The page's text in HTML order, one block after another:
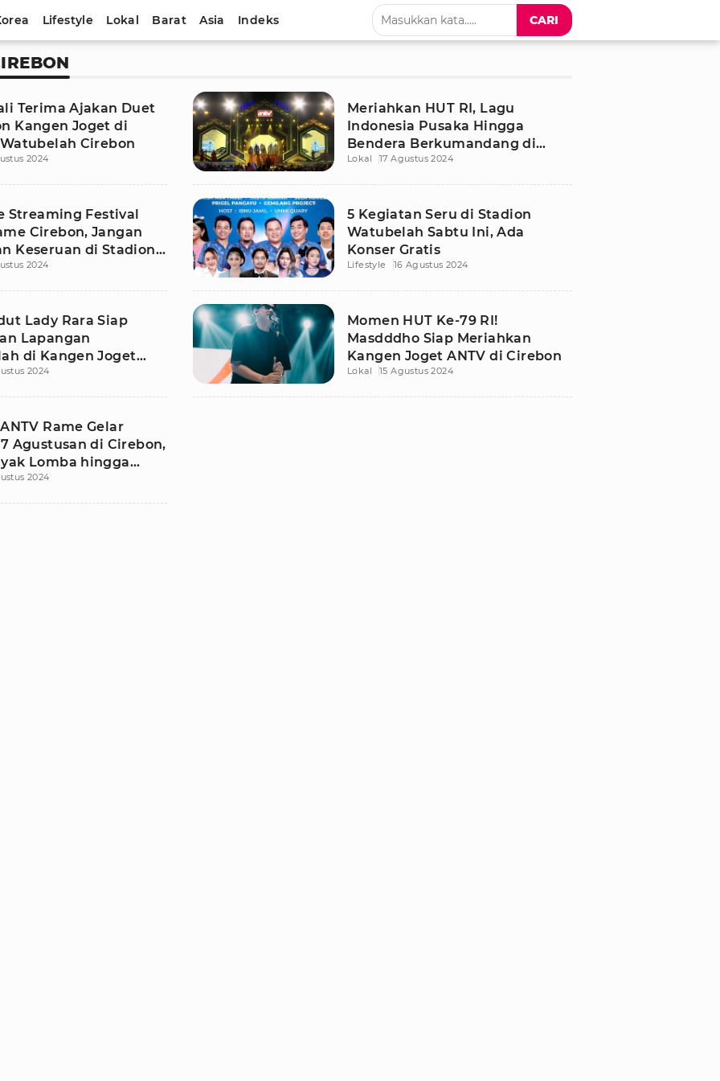
Lifestyle Lokal Barat Asia Indeks CARI
Terima Ajakan Duet
Kangen Joget di
Cirebon
2024
Meriahkan HUT RI, Lagu
Indonesia Pusaka Hingga
Bendera Berkumandang di
Kangen Joget Cirebon
Lokal 17 Agustus 2024
Streaming Festival
Cirebon, Jangan
Keseruan di Stadion
2024
5 Kegiatan Seru di Stadion
Watubelah Sabtu Ini, Ada
Konser Gratis
Lifestyle 16 Agustus 2024
Lady Rara Siap
Lapangan
di Kangen Joget
2024
Momen HUT Ke-79 RI!
Masdddho Siap Meriahkan
Kangen Joget ANTV di Cirebon
Lokal 15 Agustus 2024
Rame Gelar
Agustusan di Cirebon,
Lomba hingga
Gratis
2024